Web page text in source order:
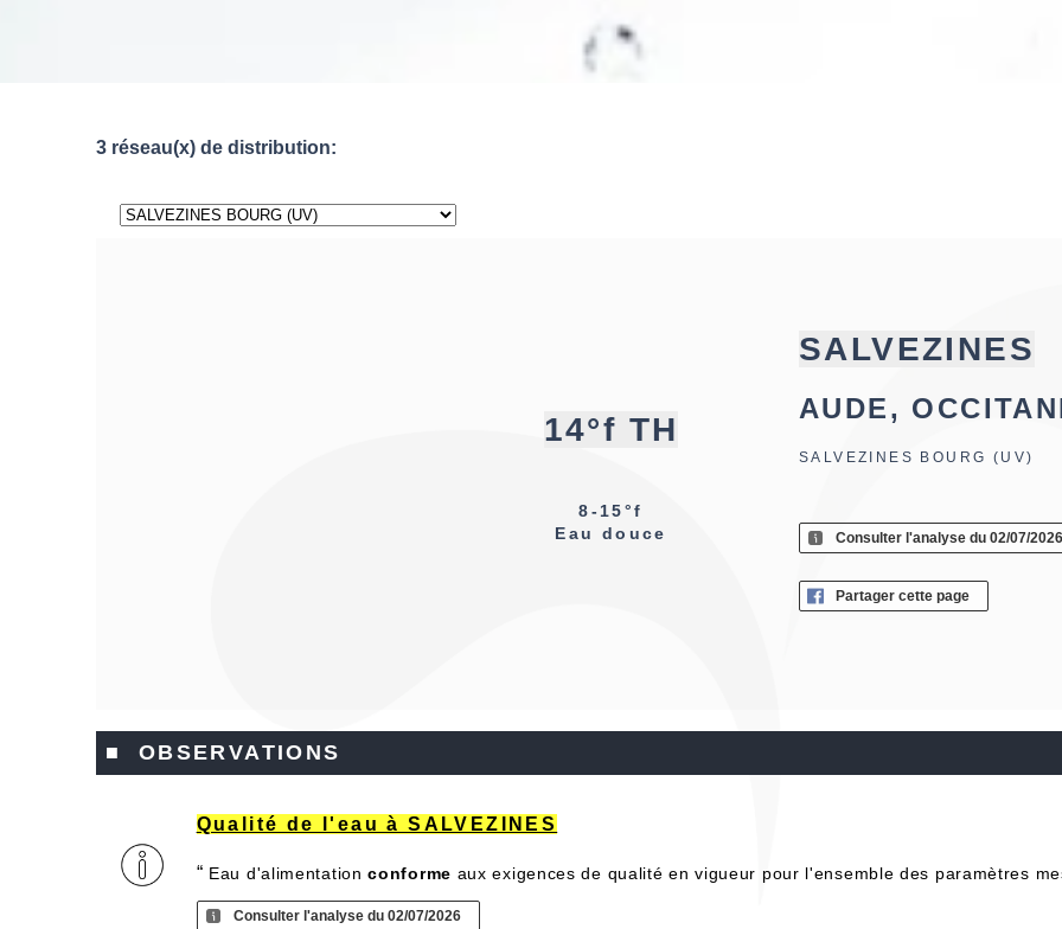
3 réseau(x) de distribution:
14°f TH
8-15°f
Eau douce
SALVEZINES
AUDE,
SALVEZINES BOURG (UV)
Consulter l'analyse du 02/07/2026
Partager cette page
■ OBSERVATIONS
Qualité de l'eau à SALVEZINES
“ Eau d'alimentationconforme aux exigences de qualité en vigueur pour l'ensemble des paramètres
Consulter l'analyse du 02/07/2026